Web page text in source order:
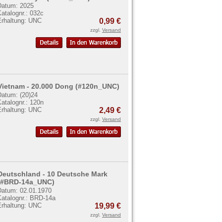
2025
032c
UNC
0,99 €
zzgl. Versand
- 20.000 Dong (#120n_UNC)
(20)24
120n
UNC
2,49 €
zzgl. Versand
- 10 Deutsche Mark
14a_UNC)
02.01.1970
BRD-14a
UNC
19,99 €
zzgl. Versand